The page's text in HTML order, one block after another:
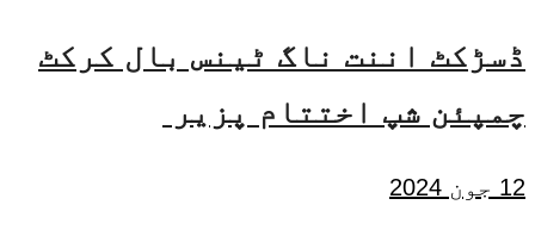
ڈسڑکٹ اننت ناگ ٹینس بال کرکٹ
چمپئن شپ اختتام پزیر
12 جون 2024